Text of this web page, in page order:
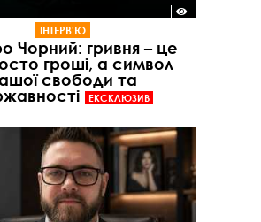
ІНТЕРВ'Ю
Чорний: гривня – це
гроші, а символ
свободи та
ЕКСКЛЮЗИВ